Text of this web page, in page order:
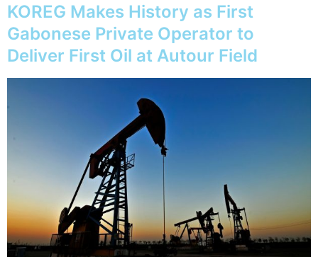
KOREG Makes History as First
Gabonese Private Operator to
Deliver First Oil at Autour Field